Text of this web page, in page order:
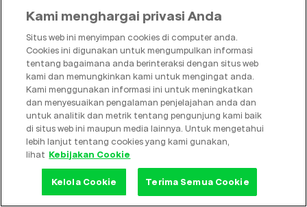
English
Indonesia
Powered By
Pemberitahuan Privasi Kelola Cookie
Kami menghargai privasi Anda
Situs web ini menyimpan cookies di computer anda.
Cookies ini digunakan untuk mengumpulkan informasi
tentang bagaimana anda berinteraksi dengan situs web
kami dan memungkinkan kami untuk mengingat anda.
Kami menggunakan informasi ini untuk meningkatkan
dan menyesuaikan pengalaman penjelajahan anda dan
untuk analitik dan metrik tentang pengunjung kami baik
di situs web ini maupun media lainnya. Untuk mengetahui
lebih lanjut tentang cookies yang kami gunakan,
lihat Kebijakan Cookie
Kelola Cookie Terima Semua Cookie